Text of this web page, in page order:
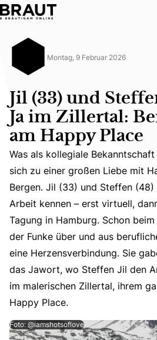
Jil (33) und Steffen (48) sagen Ja
Montag, 9 Februar 2026
Jil (33) und
Ja im Zillertal:
am Happy Place
Was als kollegiale
Was als kollegiale
sich zu einer großen Liebe mit
Bergen. Jil (33) und Steffen
Arbeit kennen – erst virtuell,
Tagung in Hamburg. Schon
der Funke über und aus
eine Herzensverbindung. Sie
das Jawort, wo Steffen Jil den
im malerischen Zillertal, ihrem
Happy Place.
Foto: @iamshotsoflove